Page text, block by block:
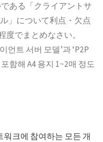
ある「クライアントサ
」について利点・欠点
度でまとめなさい。
언트 서버 모델’과 ‘P2P
함해 A4 용지 1~2매 정도
크에 참여하는 모든 개